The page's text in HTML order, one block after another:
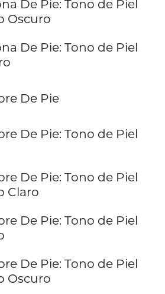
De Pie: Tono de Piel
Oscuro
De Pie: Tono de Piel
De Pie
De Pie: Tono de Piel
De Pie: Tono de Piel
Claro
De Pie: Tono de Piel
De Pie: Tono de Piel
Oscuro